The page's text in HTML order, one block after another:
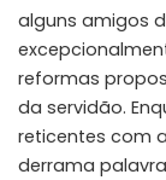
alguns amigos
reformas
da servidão.
reticentes com
derrama